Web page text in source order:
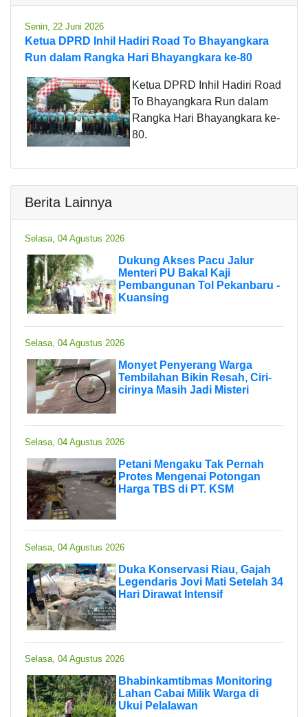
Senin, 22 Juni 2026
Ketua DPRD Inhil Hadiri Road To Bhayangkara
Run dalam Rangka Hari Bhayangkara ke-80
Ketua DPRD Inhil Hadiri Road
To Bhayangkara Run dalam
Rangka Hari Bhayangkara ke-
80.
Berita Lainnya
Selasa, 04 Agustus 2026
Dukung Akses Pacu Jalur
Menteri PU Bakal Kaji
Pembangunan Tol Pekanbaru -
Kuansing
Selasa, 04 Agustus 2026
Monyet Penyerang Warga
Tembilahan Bikin Resah, Ciri-
cirinya Masih Jadi Misteri
Selasa, 04 Agustus 2026
Petani Mengaku Tak Pernah
Protes Mengenai Potongan
Harga TBS di PT. KSM
Selasa, 04 Agustus 2026
Duka Konservasi Riau, Gajah
Legendaris Jovi Mati Setelah 34
Hari Dirawat Intensif
Selasa, 04 Agustus 2026
Bhabinkamtibmas Monitoring
Lahan Cabai Milik Warga di
Ukui Pelalawan